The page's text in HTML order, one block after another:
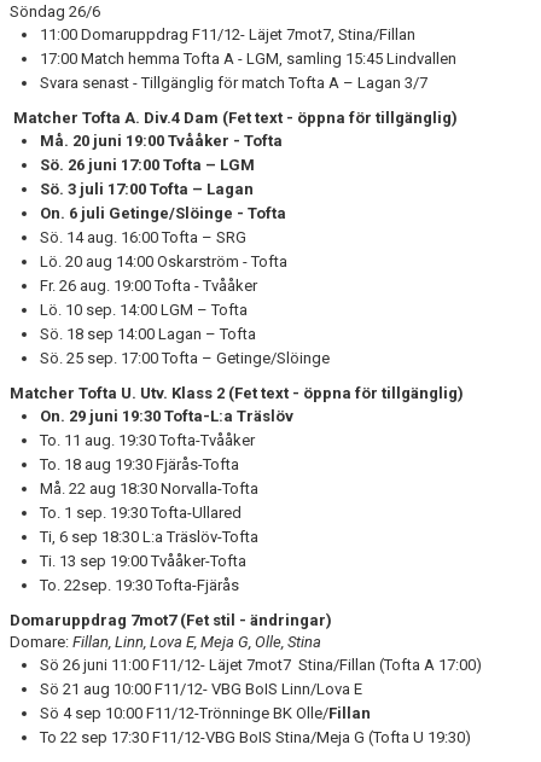
Söndag 26/6
11:00 Domaruppdrag F11/12- Läjet 7mot7, Stina/Fillan
17:00 Match hemma Tofta A - LGM, samling 15:45 Lindvallen
Svara senast - Tillgänglig för match Tofta A – Lagan 3/7
Matcher Tofta A. Div.4 Dam (Fet text - öppna för tillgänglig)
Må. 20 juni 19:00 Tvååker - Tofta
Sö. 26 juni 17:00 Tofta – LGM
Sö. 3 juli 17:00 Tofta – Lagan
On. 6 juli Getinge/Slöinge - Tofta
Sö. 14 aug. 16:00 Tofta – SRG
Lö. 20 aug 14:00 Oskarström - Tofta
Fr. 26 aug. 19:00 Tofta - Tvååker
Lö. 10 sep. 14:00 LGM – Tofta
Sö. 18 sep 14:00 Lagan – Tofta
Sö. 25 sep. 17:00 Tofta – Getinge/Slöinge
Matcher Tofta U. Utv. Klass 2 (Fet text - öppna för tillgänglig)
On. 29 juni 19:30 Tofta-L:a Träslöv
To. 11 aug. 19:30 Tofta-Tvååker
To. 18 aug 19:30 Fjärås-Tofta
Må. 22 aug 18:30 Norvalla-Tofta
To. 1 sep. 19:30 Tofta-Ullared
Ti, 6 sep 18:30 L:a Träslöv-Tofta
Ti. 13 sep 19:00 Tvååker-Tofta
To. 22sep. 19:30 Tofta-Fjärås
Domaruppdrag 7mot7 (Fet stil - ändringar)
Domare: Fillan, Linn, Lova E, Meja G, Olle, Stina
Sö 26 juni 11:00 F11/12- Läjet 7mot7 Stina/Fillan (Tofta A 17:00)
Sö 21 aug 10:00 F11/12- VBG BoIS Linn/Lova E
Sö 4 sep 10:00 F11/12-Trönninge BK Olle/Fillan
To 22 sep 17:30 F11/12-VBG BoIS Stina/Meja G (Tofta U 19:30)